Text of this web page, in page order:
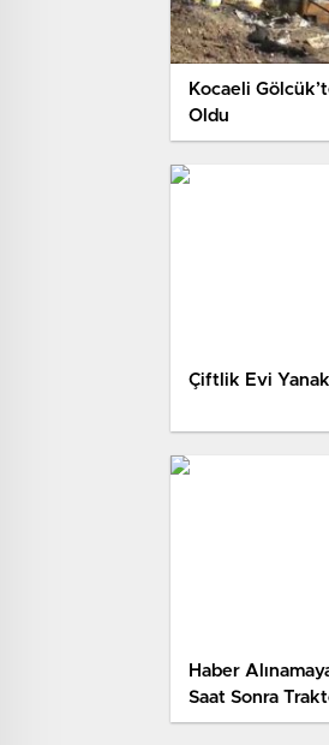
Kocaeli
Oldu
Çiftlik Evi
Haber
Saat Sonra
Cansız